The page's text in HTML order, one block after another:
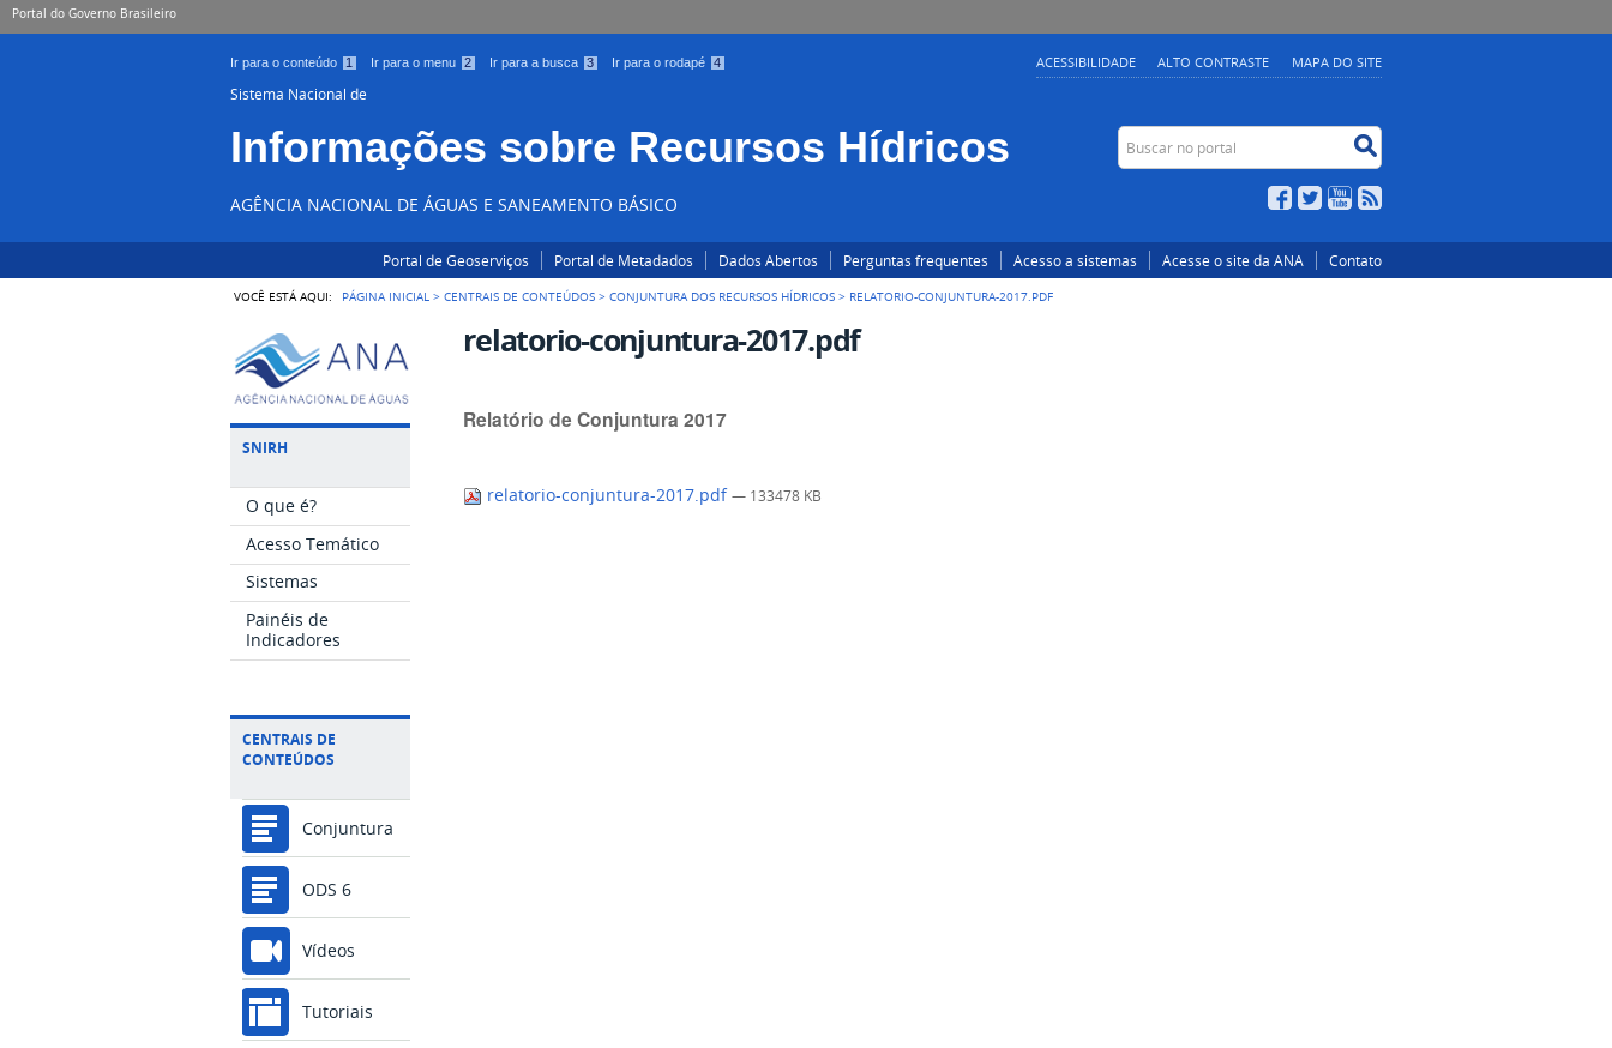
Portal do Governo Brasileiro
Ir para o conteúdo 1 Ir para o menu 2 Ir para a busca 3 Ir para o rodapé 4 ACESSIBILIDADE ALTO CONTRASTE MAPA DO SITE
Sistema Nacional de
Informações sobre Recursos Hídricos
AGÊNCIA NACIONAL DE ÁGUAS E SANEAMENTO BÁSICO
Buscar no portal
Facebook
TwitterYouTube
Portal de Geoserviços Portal de Metadados Dados Abertos Perguntas frequentes Acesso a sistemas Acesse o site da ANA Contato
VOCÊ ESTÁ AQUI: PÁGINA INICIAL >CENTRAIS DE CONTEÚDOS >CONJUNTURA DOS RECURSOS HÍDRICOS > RELATORIO-CONJUNTURA-2017.PDF
SNIRH
O que é?
Acesso Temático
Sistemas
Painéis de
Indicadores
CENTRAIS DE
CONTEÚDOS
Conjuntura
ODS 6
Vídeos
Tutoriais
relatorio-conjuntura-2017.pdf
Relatório de Conjuntura 2017
relatorio-conjuntura-2017.pdf— 133478 KB